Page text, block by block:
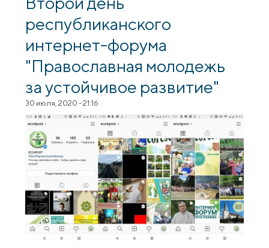
экологического совета
республиканского
интернет-форума
"Православная молодежь
за устойчивое развитие"
30 июля, 2020 - 21:16